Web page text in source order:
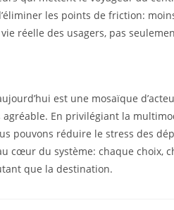
les points de friction:
vie réelle des usagers, pas
est une mosaïque
En privilégiant la
pouvons réduire le stress des
cœur du système: chaque choix,
que la destination.